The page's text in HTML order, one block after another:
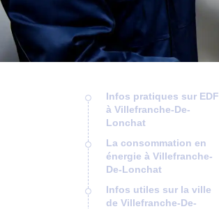
Infos pratiques sur EDF
à Villefranche-De-
Lonchat
La consommation en
énergie à Villefranche-
De-Lonchat
Infos utiles sur la ville
de Villefranche-De-